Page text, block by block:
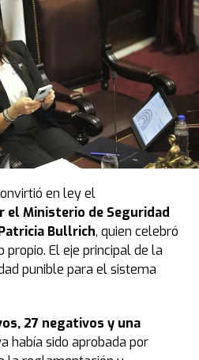
en ley el
el Ministerio de Seguridad
Bullrich, quien celebró
El eje principal de la
punible para el sistema
27 negativos y una
había sido aprobada por